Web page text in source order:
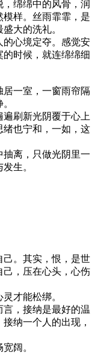
绵绵中的风骨，润
样。丝雨霏霏，是
大的洗礼。
的心境定夺。感觉安
时候，就连绵绵细
一室，一窗雨帘隔
遍刷新光阴覆于心上
绪也宁和，一如，这
离，只做光阴里一
生。
己。其实，恨，是世
己，压在心头，心伤
才能松绑。
，接纳是最好的温
纳一个人的出现，
阔。